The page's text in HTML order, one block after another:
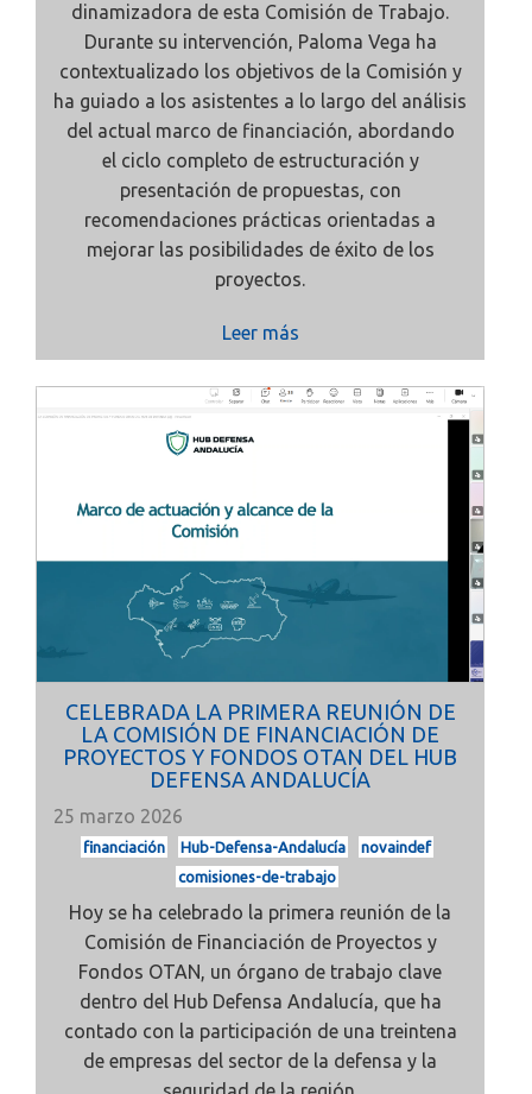
dinamizadora de esta Comisión de Trabajo.
Durante su intervención, Paloma Vega ha
contextualizado los objetivos de la Comisión y
ha guiado a los asistentes a lo largo del análisis
del actual marco de financiación, abordando
el ciclo completo de estructuración y
presentación de propuestas, con
recomendaciones prácticas orientadas a
mejorar las posibilidades de éxito de los
proyectos.
Leer más
CELEBRADA LA PRIMERA REUNIÓN DE
LA COMISIÓN DE FINANCIACIÓN DE
PROYECTOS Y FONDOS OTAN DEL HUB
DEFENSA ANDALUCÍA
25 marzo 2026
financiación Hub-Defensa-Andalucía
novaindef
comisiones-de-trabajo
Hoy se ha celebrado la primera reunión de la
Comisión de Financiación de Proyectos y
Fondos OTAN, un órgano de trabajo clave
dentro del Hub Defensa Andalucía, que ha
contado con la participación de una treintena
de empresas del sector de la defensa y la